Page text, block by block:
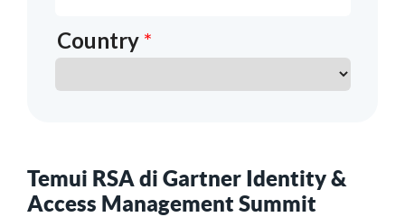
Temui RSA di Gartner Identity &
Access Management Summit